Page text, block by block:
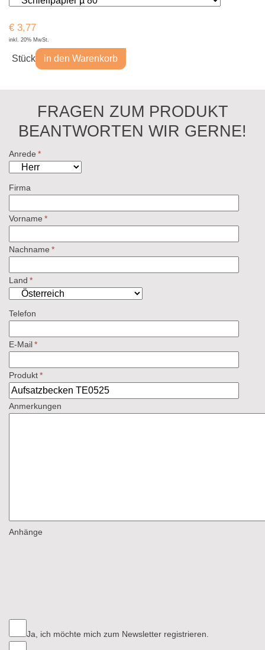
€ 3,77
inkl. 20% MwSt.
Stück in den Warenkorb
FRAGEN ZUM PRODUKT
BEANTWORTEN WIR GERNE!
Anrede *
Firma
Vorname *
Nachname *
Land *
Telefon
E-Mail*
Produkt*
Anmerkungen
Anhänge
Ja, ich möchte mich zum Newsletter registrieren.